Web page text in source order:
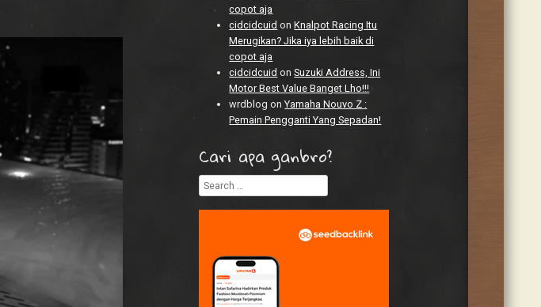
copot aja
cidcidcuid onKnalpot Racing Itu
Merugikan? Jika iya lebih baik di
copot aja
cidcidcuid onSuzuki Address, Ini
Motor Best Value Banget Lho!!!
wrdblog onYamaha Nouvo Z :
Pemain Pengganti Yang Sepadan!
Cari apa ganbro?
Search